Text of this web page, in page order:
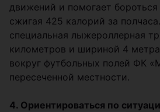
движений и помогает
сжигая 425 калорий за
специальная лыжероллерная
километров и шириной 4
вокруг футбольных полей ФК
пересеченной местности.
4. Ориентироваться по